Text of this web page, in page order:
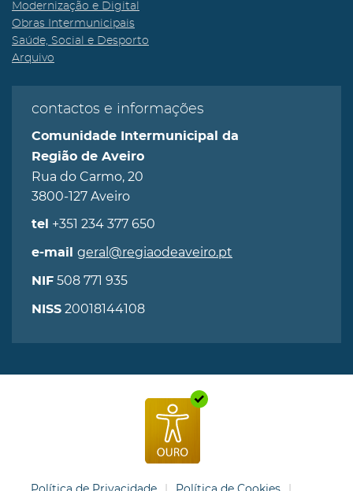
Modernização e Digital
Obras Intermunicipais
Saúde, Social e Desporto
Arquivo
contactos e informações
Comunidade Intermunicipal da
Região de Aveiro
Rua do Carmo, 20
3800-127 Aveiro
tel +351 234 377 650
e-mail geral@regiaodeaveiro.pt
NIF 508 771 935
NISS 20018144108